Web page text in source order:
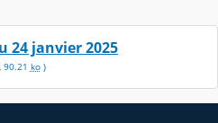
24 janvier 2025
90.21 ko)